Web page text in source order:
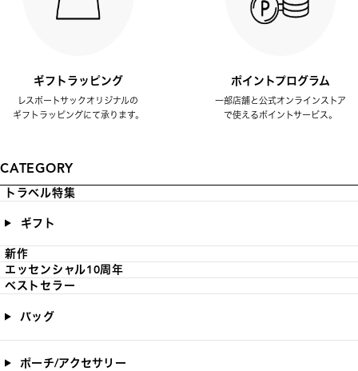
ギフトラッピング
レスポートサックオリジナルの
ギフトラッピングにて承ります。
ポイントプログラム
一部店舗と公式オンラインストア
で使えるポイントサービス。
CATEGORY
トラベル特集
ギフト
新作
エッセンシャル10周年
ベストセラー
バッグ
ポーチ/アクセサリー